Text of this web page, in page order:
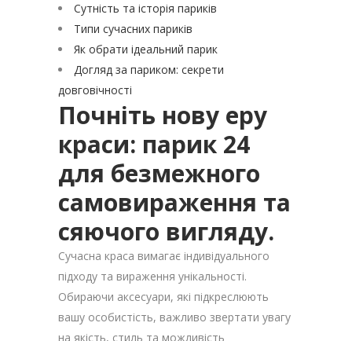
Сутність та історія париків
Типи сучасних париків
Як обрати ідеальний парик
Догляд за париком: секрети
довговічності
Почніть нову еру
краси: парик 24
для безмежного
самовираження та
сяючого вигляду.
Сучасна краса вимагає індивідуального
підходу та вираження унікальності.
Обираючи аксесуари, які підкреслюють
вашу особистість, важливо звертати увагу
на якість, стиль та можливість